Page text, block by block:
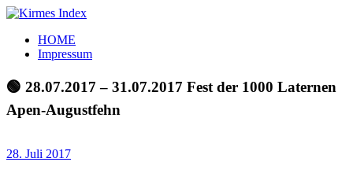
Zum
springen
Kirmes
Index
Tourpläne
der
letzten
Jahre
HOME
Impressum
🟢 28.07.2017 – 31.07.2017 Fest der 1000 Laternen
Apen-Augustfehn
28. Juli 2017